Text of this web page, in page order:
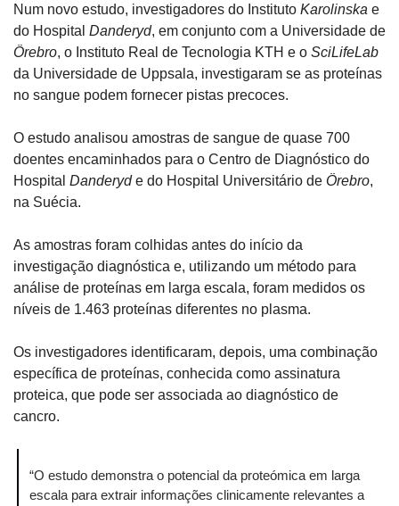
Num novo estudo, investigadores do Instituto Karolinska e
do Hospital Danderyd
Örebro, o Instituto Real de Tecnologia KTH e o SciLifeLab
da Universidade de Uppsala, investigaram se as proteínas
no sangue podem fornecer pistas precoces.
O estudo analisou amostras de sangue de quase 700
doentes encaminhados para o Centro de Diagnóstico do
Hospital Danderyd e do Hospital Universitário de Örebro,
na Suécia.
As amostras foram colhidas antes do início da
investigação diagnóstica e, utilizando um método para
análise de proteínas em larga escala, foram medidos os
níveis de 1.463 proteínas diferentes no plasma.
Os investigadores identificaram, depois, uma combinação
específica de proteínas, conhecida como assinatura
proteica, que pode ser associada ao diagnóstico de
cancro.
“O estudo demonstra o potencial da proteómica em larga
escala para extrair informações clinicamente relevantes a